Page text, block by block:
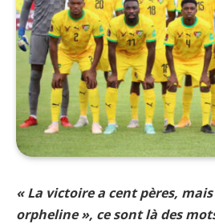
« La victoire a cent pères,
orpheline », ce sont là des